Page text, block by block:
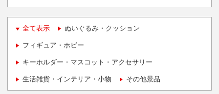
全て表示 ぬいぐるみ・クッション
フィギュア・ホビー
キーホルダー・マスコット・アクセサリー
生活雑貨・インテリア・小物 その他景品